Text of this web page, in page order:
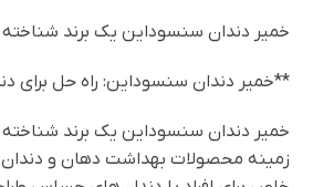
خمیر دندان سنسوداین یک برند
**خمیر دندان سنسوداین: راه حل
خمیر دندان سنسوداین یک برند شناخته
زمینه محصولات بهداشت دهان و